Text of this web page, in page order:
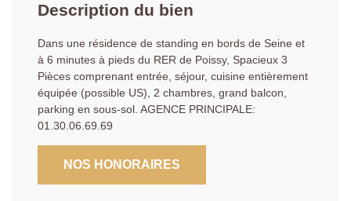
Description du bien
Dans une résidence de standing en bords de Seine et
à 6 minutes à pieds du RER de Poissy, Spacieux 3
Pièces comprenant entrée, séjour, cuisine entièrement
équipée (possible US), 2 chambres, grand balcon,
parking en sous-sol. AGENCE PRINCIPALE:
01.30.06.69.69
NOS HONORAIRES